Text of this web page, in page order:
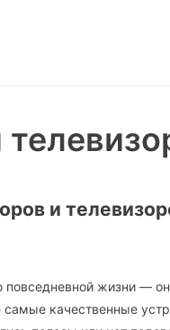
и
жизни —
качественные